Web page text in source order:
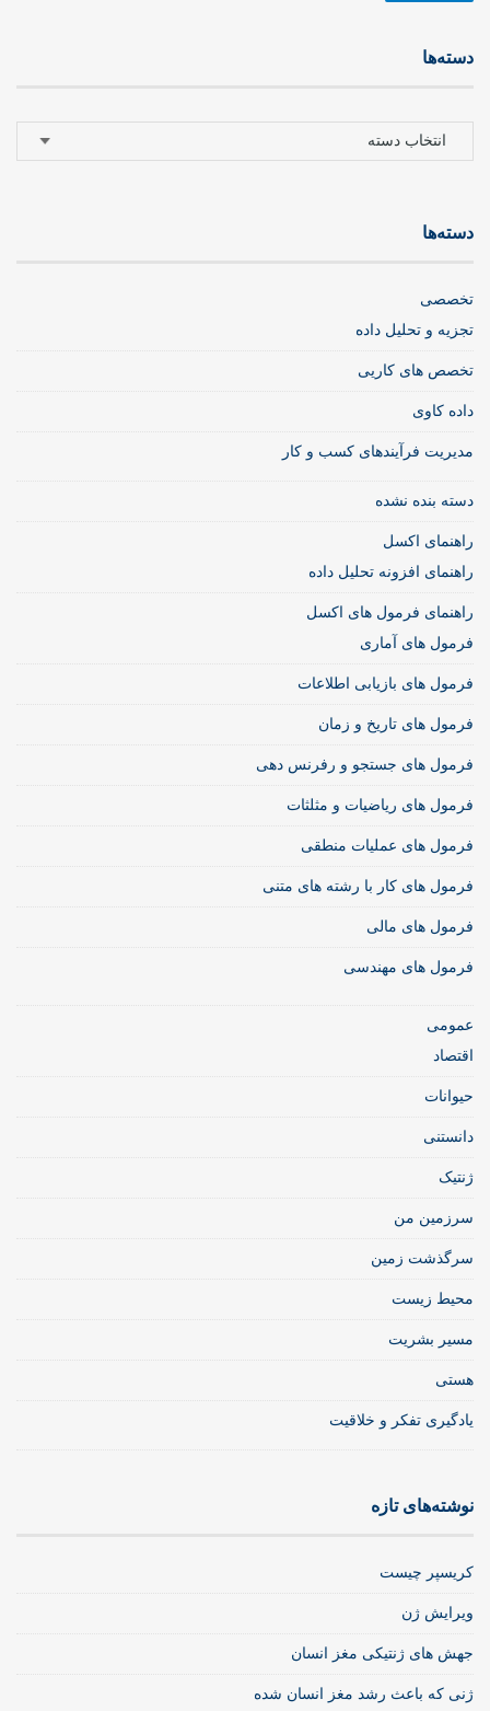
دسته‌ها
دسته‌ها
تخصصی
تجزیه و تحلیل داده
تخصص های کاریی
داده کاوی
مدیریت فرآیندهای کسب و کار
دسته بنده نشده
راهنمای اکسل
راهنمای افزونه تحلیل داده
راهنمای فرمول های اکسل
فرمول های آماری
فرمول های بازیابی اطلاعات
فرمول های تاریخ و زمان
فرمول های جستجو و رفرنس دهی
فرمول های ریاضیات و مثلثات
فرمول های عملیات منطقی
فرمول های کار با رشته های متنی
فرمول های مالی
فرمول های مهندسی
عمومی
اقتصاد
حیوانات
دانستنی
ژنتیک
سرزمین من
سرگذشت زمین
محیط زیست
مسیر بشریت
هستی
یادگیری تفکر و خلاقیت
نوشته‌های تازه
کریسپر چیست
ویرایش ژن
جهش های ژنتیکی مغز انسان
ژنی که باعث رشد مغز انسان شده